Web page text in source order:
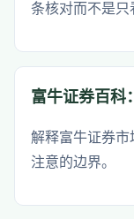
条核对而不是只
富牛证券百科
解释富牛证券
注意的边界。